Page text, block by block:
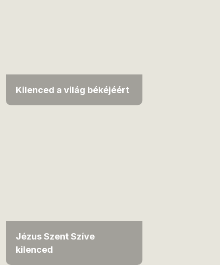
Kilenced a világ békéjéért
Jézus Szent Szíve
kilenced